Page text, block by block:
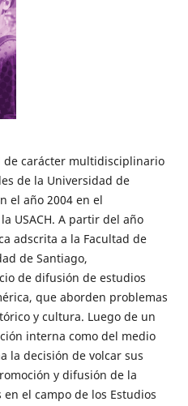
de carácter multidisciplinario
de la Universidad de
el año 2004 en el
USACH. A partir del año
adscrita a la Facultad de
de Santiago,
de difusión de estudios
que aborden problemas
y cultura. Luego de un
interna como del medio
la decisión de volcar sus
y difusión de la
el campo de los Estudios